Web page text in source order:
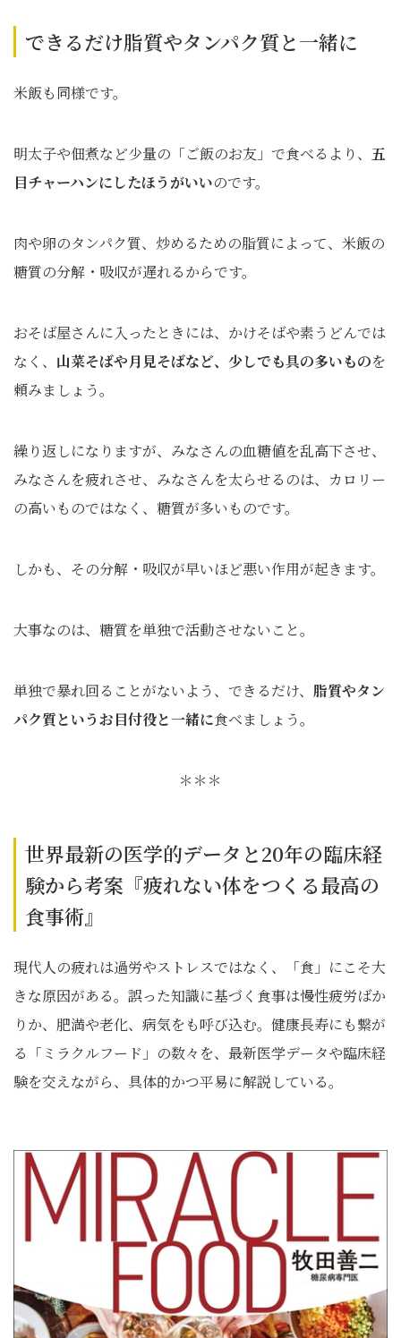
できるだけ脂質やタンパク質と一緒に
米飯も同様です。
明太子や佃煮など少量の「ご飯のお友」で食べるより、 五
目チャーハンにしたほうがいいのです。
肉や卵のタンパク質、炒めるための脂質によって、米飯の
糖質の分解・吸収が遅れるからです。
おそば屋さんに入ったときには、かけそばや素うどんでは
なく、 山菜そばや月見そばなど、少しでも具の多いものを
頼みましょう。
繰り返しになりますが、みなさんの血糖値を乱高下させ、
みなさんを疲れさせ、みなさんを太らせるのは、カロリー
の高いものではなく、糖質が多いものです。
しかも、その分解・吸収が早いほど悪い作用が起きます。
大事なのは、糖質を単独で活動させないこと。
単独で暴れ回ることがないよう、できるだけ、 脂質やタン
パク質というお目付役と一緒に食べましょう。
＊＊＊
世界最新の医学的データと20年の臨床経
験から考案『疲れない体をつくる最高の
食事術』
現代人の疲れは過労やストレスではなく、「食」にこそ大
きな原因がある。誤った知識に基づく食事は慢性疲労ばか
りか、肥満や老化、病気をも呼び込む。健康長寿にも繋が
る「ミラクルフード」の数々を、最新医学データや臨床経
験を交えながら、具体的かつ平易に解説している。